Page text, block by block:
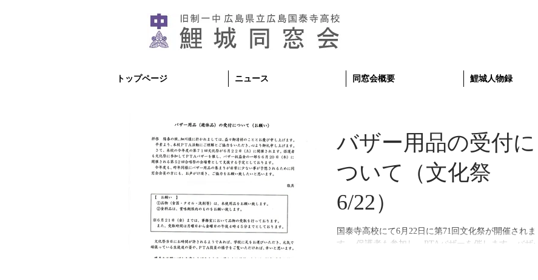
トップページ ニュース 同窓会概要 鯉城人物録
バザー用品の受付に
ついて（文化祭
6/22）
国泰寺高校にて6月22日に第71回文化祭が開催されま
す。 保護者も参加し、PTAバザーを催します。バザー